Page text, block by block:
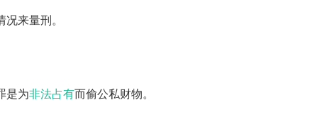
来量刑。
是为非法占有而偷公私财物。